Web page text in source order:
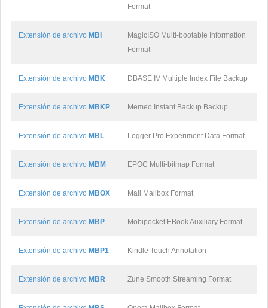
Format
Extensión de archivo MBI
MagicISO Multi-bootable Information
Format
Extensión de archivo MBK DBASE IV Multiple Index File Backup
Extensión de archivo MBKP Memeo Instant Backup Backup
Extensión de archivo MBL Logger Pro Experiment Data Format
Extensión de archivo MBM EPOC Multi-bitmap Format
Extensión de archivo MBOX Mail Mailbox Format
Extensión de archivo MBP Mobipocket EBook Auxiliary Format
Extensión de archivo MBP1 Kindle Touch Annotation
Extensión de archivo MBR Zune Smooth Streaming Format